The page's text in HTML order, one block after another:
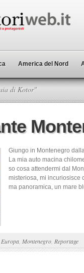
America del Nord
di Kotor"
Giungo in Montenegro
La mia auto macina
so cosa attendermi dal
misteriosa, mi incuriosisce
ma panoramica, un mare
Europa Montenegro Reportage